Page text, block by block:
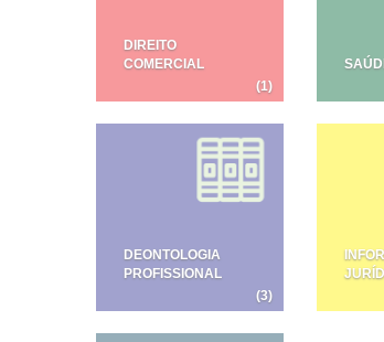
DIREITO
COMERCIAL
(1)
DEONTOLOGIA
PROFISSIONAL
(3)